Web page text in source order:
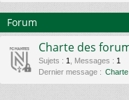
Forum
Charte des
Sujets : 1 Messages : 1
Dernier message :